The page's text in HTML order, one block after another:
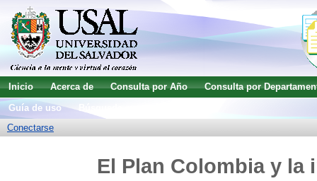
Inicio Acerca de Consulta por Año
Consulta por
Guía de uso
Conectarse
El Plan Colombia y la